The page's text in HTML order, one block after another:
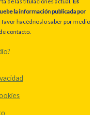
la información publicada por
favor hacédnoslo saber por medio
contacto.